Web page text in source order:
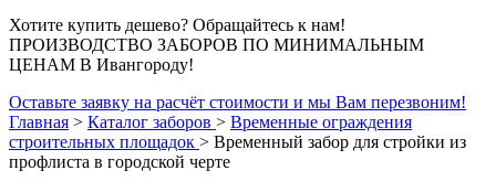
Хотите купить дешево? Обращайтесь к нам!
ПРОИЗВОДСТВО ЗАБОРОВ ПО МИНИМАЛЬНЫМ
ЦЕНАМ В Ивангороду!
Оставьте заявку на расчёт стоимости и мы Вам перезвоним!
Главная > Каталог заборов > Временные ограждения
строительных площадок > Временный забор для стройки из
профлиста в городской черте